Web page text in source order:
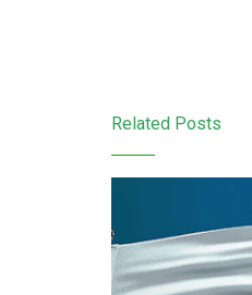
Related Posts